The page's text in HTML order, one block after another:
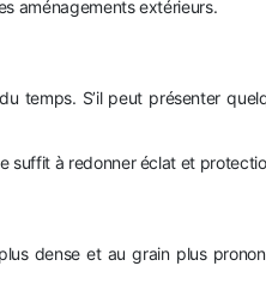
aménagements extérieurs.
temps. S’il peut présenter
suffit à redonner éclat et
dense et au grain plus